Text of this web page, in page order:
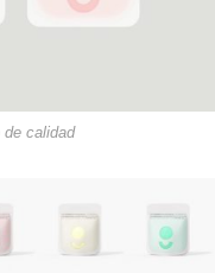
de calidad